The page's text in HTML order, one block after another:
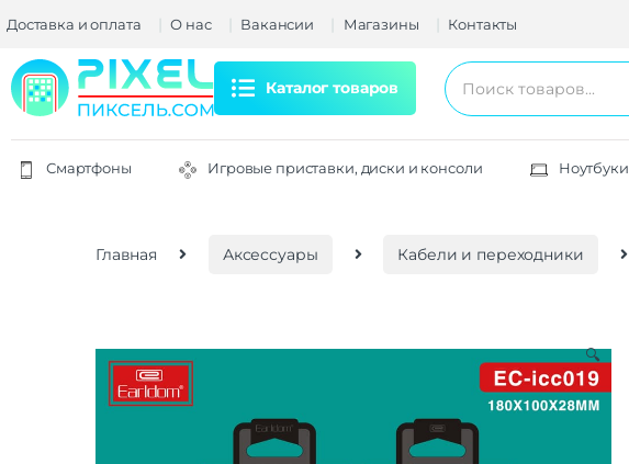
Доставка и оплата О нас Вакансии Магазины Контакты
Каталог товаров
Смартфоны Игровые приставки, диски и консоли Ноутбуки
Главная Аксессуары Кабели и переходники
🔍